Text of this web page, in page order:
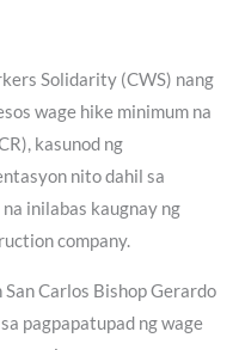
Solidarity (CWS) nang
wage hike minimum na
kasunod ng
nito dahil sa
inilabas kaugnay ng
company.
Carlos Bishop Gerardo
pagpapatupad ng wage